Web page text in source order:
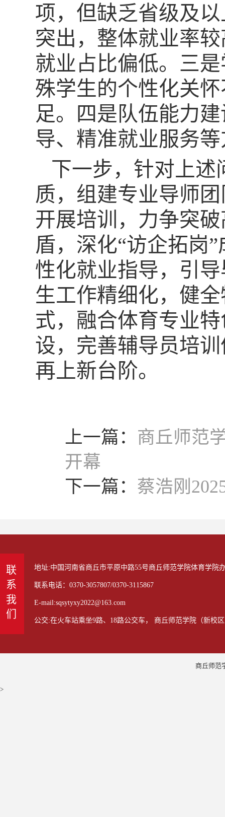
项，但缺乏省级及
突出，整体就业率
就业占比偏低。三
殊学生的个性化关
足。四是队伍能力
导、精准就业服务
下一步，针对上述
质，组建专业导师
开展培训，力争突
盾，深化“访企拓岗
性化就业指导，引
生工作精细化，健
式，融合体育专业
设，完善辅导员培
再上新台阶。
上一篇： 商丘师范
开幕
下一篇： 蔡浩刚
联系我们 地址:中国河南省商丘市平原中路55号商丘师范学院体育学院
联系电话：0370-3057807/0370-3115867
E-mail:sqsytyxy2022@163.com
公交:在火车站乘坐9路、18路公交车， 商丘师范学院（新校
商丘师范
>